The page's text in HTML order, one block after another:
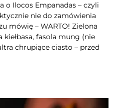
o Ilocos Empanadas – czyli
nie do zamówienia
mówię – WARTO! Zielona
kiełbasa, fasola mung (nie
chrupiące ciasto – przed